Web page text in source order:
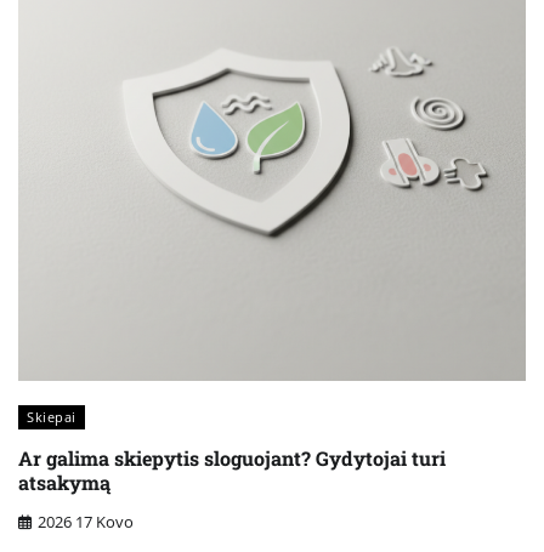
Skiepai
Ar galima skiepytis sloguojant? Gydytojai turi
atsakymą
2026 17 Kovo